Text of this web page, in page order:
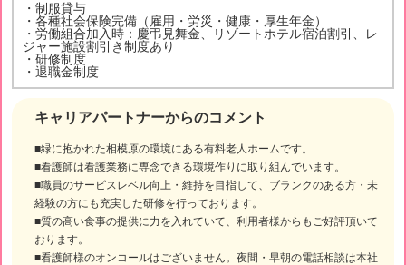
キャリアパートナーからのコメント
■緑に抱かれた相模原の環境にある有料老人ホームです。
■看護師は看護業務に専念できる環境作りに取り組んでいます。
■職員のサービスレベル向上・維持を目指して、ブランクのある方・未
経験の方にも充実した研修を行っております。
■質の高い食事の提供に力を入れていて、利用者様からもご好評頂いて
おります。
■看護師様のオンコールはございません。夜間・早朝の電話相談は本社
・制服貸与
・各種社会保険完備（雇用・労災・健康・厚生年金）
・労働組合加入時：慶弔見舞金、リゾートホテル宿泊割引、レ
ジャー施設割引き制度あり
・研修制度
・退職金制度